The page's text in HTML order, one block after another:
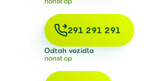
291 291 291
Odtah vozidla
nonstop